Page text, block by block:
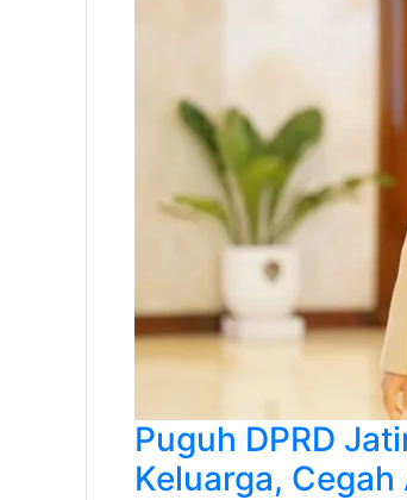
Puguh DPRD
Keluarga,